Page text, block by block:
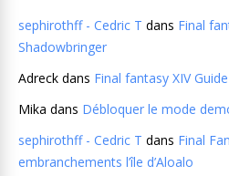
sephirothff - Cedric T dans Final
Shadowbringer
Adreck dans Final fantasy XIV
Mika dans Débloquer le mode
sephirothff - Cedric T dans Final
embranchements l’île d’Aloalo